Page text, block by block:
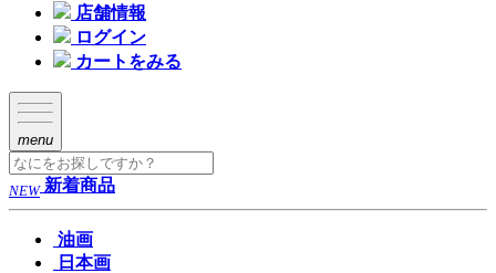
店舗情報
ログイン
カートをみる
menu
NEW 新着商品
油画
日本画